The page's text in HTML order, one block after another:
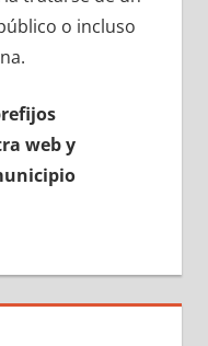
ο incluso
web у